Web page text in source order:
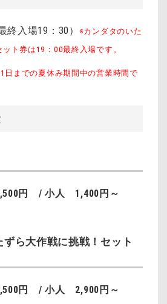
終入場19：30）
※カンダタのいた
ト券は19：00最終入場です。
日までの夏休み期間中の営業時間で
円 / 小人 1,400円～
ずら大作戦に挑戦！セット
円 / 小人 2,900円～